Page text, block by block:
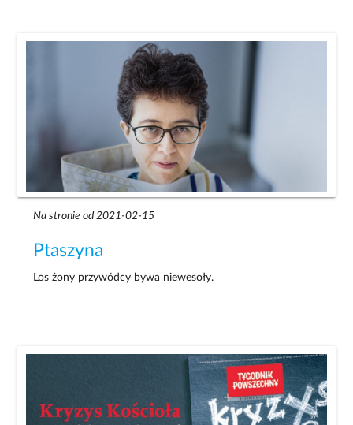
Na stronie od 2021-02-15
Ptaszyna
Los żony przywódcy bywa niewesoły.